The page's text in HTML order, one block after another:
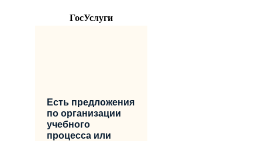
ГосУслуги
Есть предложения
по организации
учебного
процесса или